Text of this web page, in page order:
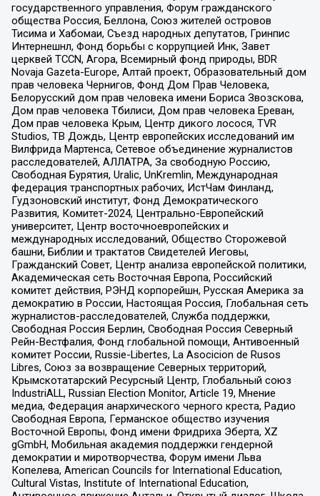
государственного управления, Форум гражданского
общества Россия, Беллона, Союз жителей островов
Тисима и Хабомаи, Съезд народных депутатов, Гринпис
Интернешнл, Фонд борьбы с коррупцией Инк, Завет
церквей TCCN, Агора, Всемирный фонд природы, BDR
Novaja Gazeta-Europe, Алтай проект, Образовательный дом
прав человека Чернигов, Фонд Дом Прав Человека,
Белорусский дом прав человека имени Бориса Звозскова,
Дом прав человека Тбилиси, Дом прав человека Ереван,
Дом прав человека Крым, Центр дикого лосося, TVR
Studios, ТВ Дождь, Центр европейских исследований им
Вилфрида Мартенса, Сетевое объединение журналистов
расследователей, АЛЛАТРА, За свободную Россию,
Свободная Бурятия, Uralic, UnKremlin, Международная
федерация транспортных рабочих, ИстЧам Финланд,
Гудзоновский институт, Фонд Демократического
Развития, Комитет-2024, Центрально-Европейский
университет, Центр восточноевропейских и
международных исследований, Общество Сторожевой
башни, Библии и трактатов Свидетелей Иеговы,
Гражданский Совет, Центр анализа европейской политики,
Академическая сеть Восточная Европа, Российский
комитет действия, РЭНД корпорейшн, Русская Америка за
демократию в России, Настоящая Россия, Глобальная сеть
журналистов-расследователей, Служба поддержки,
Свободная Россия Берлин, Свободная Россия Северный
Рейн-Вестфалия, Фонд глобальной помощи, Антивоенный
комитет России, Russie-Libertes, La Asocicion de Rusos
Libres, Союз за возвращение Северных территорий,
Крымскотатарский Ресурсный Центр, Глобальный союз
IndustriALL, Russian Election Monitor, Article 19, Мнение
медиа, Федерация анархического черного креста, Радио
Свободная Европа, Германское общество изучения
Восточной Европы, Фонд имени Фридриха Эберта, XZ
gGmbH, Мобильная академия поддержки гендерной
демократии и миротворчества, Форум имени Льва
Копелева, American Councils for International Education,
Cultural Vistas, Institute of International Education,